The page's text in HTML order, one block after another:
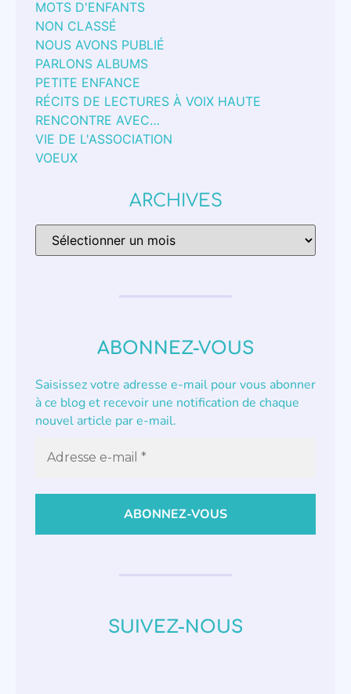
MOTS D'ENFANTS
NON CLASSÉ
NOUS AVONS PUBLIÉ
PARLONS ALBUMS
PETITE ENFANCE
RÉCITS DE LECTURES À VOIX HAUTE
RENCONTRE AVEC…
VIE DE L'ASSOCIATION
VOEUX
ARCHIVES
ABONNEZ-VOUS
Saisissez votre adresse e-mail pour vous abonner
à ce blog et recevoir une notification de chaque
nouvel article par e-mail.
SUIVEZ-NOUS